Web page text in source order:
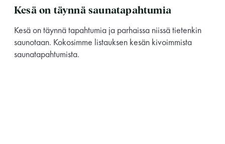
Kesä on täynnä saunatapahtumia
Kesä on täynnä tapahtumia ja parhaissa niissä tietenkin
saunotaan. Kokosimme listauksen kesän kivoimmista
saunatapahtumista.